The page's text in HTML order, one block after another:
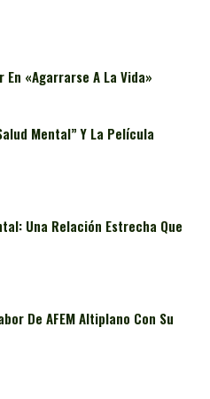
«Agarrarse A La Vida»
Mental” Y La Película
Una Relación Estrecha Que
De AFEM Altiplano Con Su